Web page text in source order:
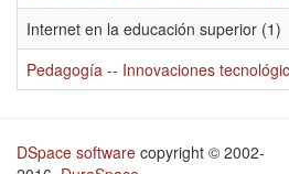
Internet en la educación superior (1)
Pedagogía -- Innovaciones
DSpace software copyright © 2002-